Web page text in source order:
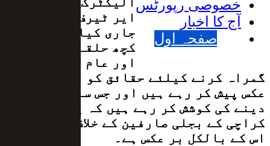
خصوصی رپورٹس
آج کا اخبار
صفحہ اول
ایر ٹیرف کا فیصلہ
جاری کیا ہے جس پر
کچھ حلقے ایک مذموم
اور عام عوام کو
گمراہ کرنے کیلئے حقائق کو میرٹ کے بر
عکس پیش کر رہے ہیں اور جس سے یہ تاثر
دینے کی کوشش کر رہے ہیں کہ یہ فیصلہ
کراچی کے بجلی صارفین کے خلاف ہے، حقیقت
اس کے بالکل بر عکس ہے۔